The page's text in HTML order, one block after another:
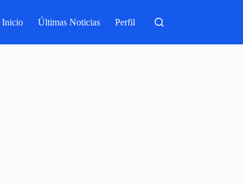
Inicio Últimas Noticias Perfil